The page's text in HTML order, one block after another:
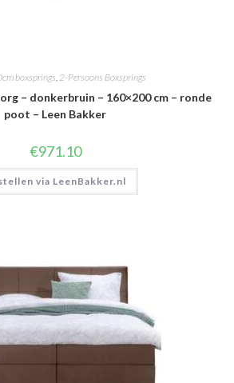
boxsprings,2-Persoons Boxsprings
– donkerbruin – 160×200 cm – ronde
poot – Leen Bakker
€971.10
via LeenBakker.nl